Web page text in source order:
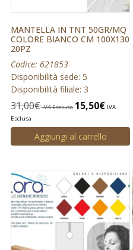
MANTELLA IN TNT 50GR/MQ
COLORE BIANCO CM 100X130
20PZ
Codice: 621853
Disponibilità sede: 5
Disponibilità filiale: 3
31,00€ IVA Esclusa 15,50€ IVA
Esclusa
Aggiungi al carrello